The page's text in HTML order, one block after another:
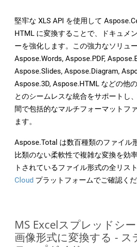
堅牢な XLS API を使用して
HTML に変換することで、ドキュメ
ーを強化します。この強力なソリュー
Aspose.Words, Aspose.PDF,
Aspose.Slides, Aspose.Diagram,
Aspose.3D, Aspose.HTML などの他
とのシームレスな統合をサポートし
間で包括的なマルチフォーマットフ
ます。
Aspose.Total は数百種類のファイル
比類のない柔軟性で複雑な変換を効
トされているファイル形式の全リスト
Cloud プラットフォームでご確認くだ
MS Excelスプレッドシ
画像形式に変換する - ス